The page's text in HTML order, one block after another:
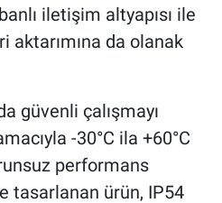
iletişim altyapısı ile
aktarımına da olanak
güvenli çalışmayı
-30°C ila +60°C
performans
tasarlanan ürün, IP54